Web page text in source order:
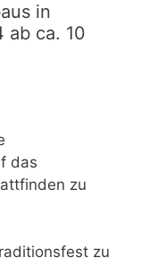
in
ab ca. 10
das
zu
zu